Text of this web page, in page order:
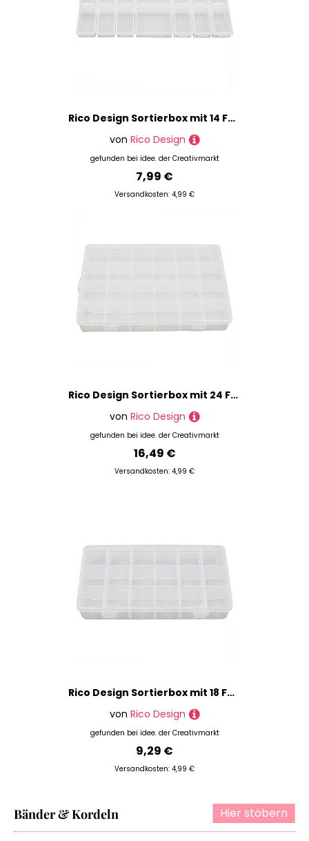
Rico Design Sortierbox mit 14 Fächern 24,2x11x2,8cm
von Rico Design
gefunden bei idee. der Creativmarkt
7,99 €
Versandkosten: 4,99 €
Rico Design Sortierbox mit 24 Fächern 27,5x18,8x4,4cm
von Rico Design
gefunden bei idee. der Creativmarkt
16,49 €
Versandkosten: 4,99 €
Rico Design Sortierbox mit 18 Fächern 23,5x12,8x4,3cm
von Rico Design
gefunden bei idee. der Creativmarkt
9,29 €
Versandkosten: 4,99 €
Hier stöbern
Bänder & Kordeln